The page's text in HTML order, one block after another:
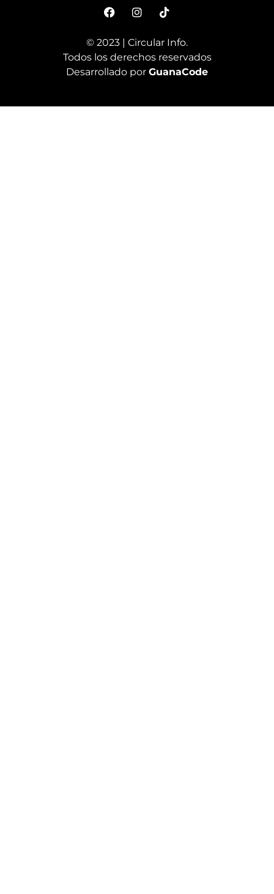
© 2023 | Circular Info.
Todos los derechos reservados
Desarrollado por GuanaCode